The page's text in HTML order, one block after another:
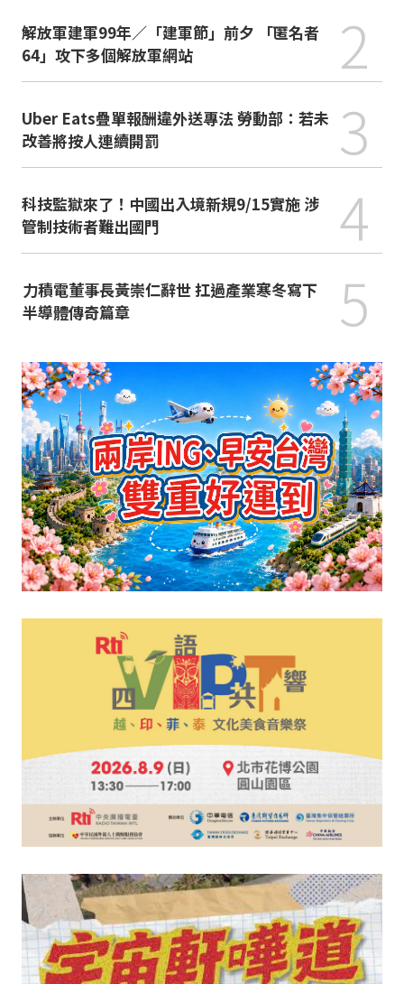
解放軍建軍99年／「建軍節」前夕 「匿名者
64」攻下多個解放軍網站
2
Uber Eats疊單報酬違外送專法 勞動部：若未
改善將按人連續開罰
3
科技監獄來了！中國出入境新規9/15實施 涉
管制技術者難出國門
4
力積電董事長黃崇仁辭世 扛過產業寒冬寫下
半導體傳奇篇章
5